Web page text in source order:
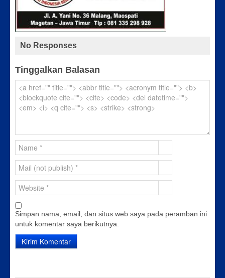
No Responses
Tinggalkan Balasan
Simpan nama, email, dan situs web saya pada peramban ini
untuk komentar saya berikutnya.